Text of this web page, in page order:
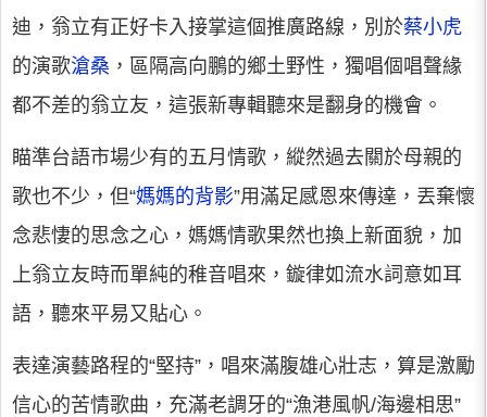
迪，翁立有正好卡入接掌這個推廣路線，別於蔡小虎
的演歌滄桑 ，區隔高向鵬的鄉土野性，獨唱個唱聲緣
都不差的翁立友，這張新專輯聽來是翻身的機會。
瞄準台語市場少有的五月情歌，縱然過去關於母親的
歌也不少，但“媽媽的背影”用滿足感恩來傳達，丟棄懷
念悲悽的思念之心，媽媽情歌果然也換上新面貌，加
上翁立友時而單純的稚音唱來，鏇律如流水詞意如耳
語，聽來平易又貼心。
表達演藝路程的“堅持”，唱來滿腹雄心壯志，算是激勵
信心的苦情歌曲，充滿老調牙的“漁港風帆/海邊相思”